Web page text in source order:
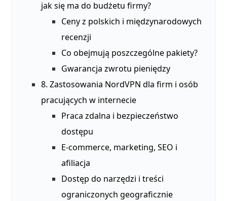
jak się ma do budżetu firmy?
Ceny z polskich i międzynarodowych
recenzji
Co obejmują poszczególne pakiety?
Gwarancja zwrotu pieniędzy
8. Zastosowania NordVPN dla firm i osób
pracujących w internecie
Praca zdalna i bezpieczeństwo
dostępu
E‑commerce, marketing, SEO i
afiliacja
Dostęp do narzędzi i treści
ograniczonych geograficznie